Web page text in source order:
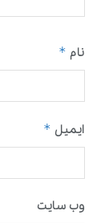
نام *
ایمیل *
وب‌ سایت